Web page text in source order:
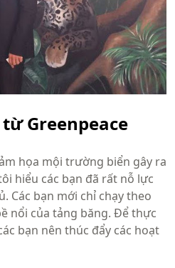
Greenpeace
họa mội trường biển gây ra
hiểu các bạn đã rất nỗ lực
Các bạn mới chỉ chạy theo
nổi của tảng băng. Để thực
bạn nên thúc đẩy các hoạt